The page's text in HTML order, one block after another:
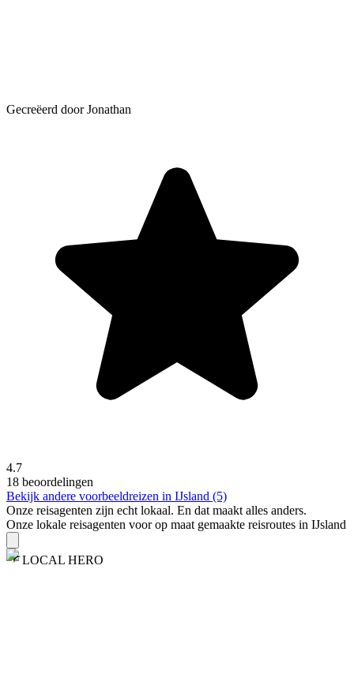
Gecreëerd door Jonathan
4.7
18 beoordelingen
Bekijk andere voorbeeldreizen in IJsland (5)
Onze reisagenten zijn echt lokaal. En dat maakt alles anders.
Onze lokale reisagenten voor op maat gemaakte reisroutes in IJsland
LOCAL HERO